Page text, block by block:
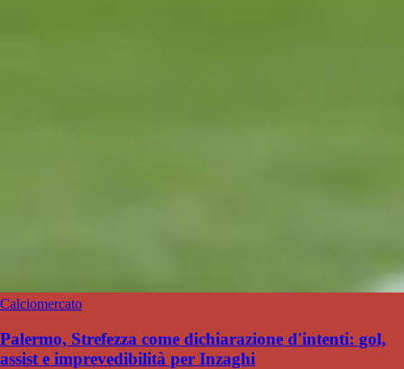
Calciomercato
Palermo, Strefezza come dichiarazione d'intenti: gol,
assist e imprevedibilità per Inzaghi